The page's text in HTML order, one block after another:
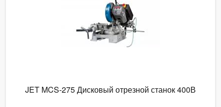
JET MCS-275 Дисковый отрезной станок 400В